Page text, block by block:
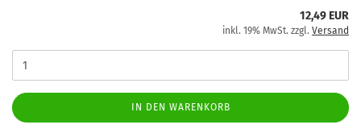
12,49 EUR
inkl. 19% MwSt. zzgl. Versand
IN DEN WARENKORB